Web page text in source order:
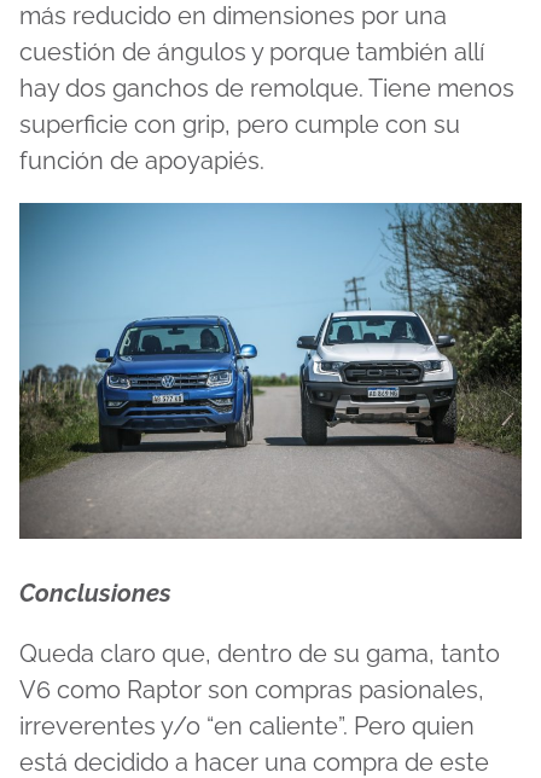
más reducido en dimensiones por una
cuestión de ángulos y porque también allí
hay dos ganchos de remolque. Tiene menos
superficie con grip, pero cumple con su
función de apoyapiés.
Conclusiones
Queda claro que, dentro de su gama, tanto
V6 como Raptor son compras pasionales,
irreverentes y/o “en caliente”. Pero quien
está decidido a hacer una compra de este